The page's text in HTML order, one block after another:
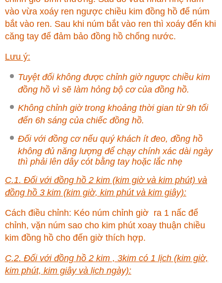
vào vừa xoáy ren ngược chiều kim đồng hồ để núm
bắt vào ren. Sau khi núm bắt vào ren thì xoáy đến khi
căng tay để đảm bảo đồng hồ chống nước.
Lưu ý:
Tuyệt đối không được chỉnh giờ ngược chiều kim
đồng hồ vì sẽ làm hỏng bộ cơ của đồng hồ.
Không chỉnh giờ trong khoảng thời gian từ 9h tối
đến 6h sáng của chiếc đồng hồ.
Đối với đồng cơ nếu quý khách ít đeo, đồng hồ
không đủ năng lượng để chạy chính xác dài ngày
thì phải lên dây cót bằng tay hoặc lắc nhẹ
C.1. Đối với đồng hồ 2 kim (kim giờ và kim phút) và
đồng hồ 3 kim (kim giờ, kim phút và kim giây):
Cách điều chỉnh: Kéo núm chỉnh giờ ra 1 nấc để
chỉnh, vặn núm sao cho kim phút xoay thuận chiều
kim đồng hồ cho đến giờ thích hợp.
C.2. Đối với đồng hồ 2 kim , 3kim có 1 lịch (kim giờ,
kim phút, kim giây và lịch ngày):